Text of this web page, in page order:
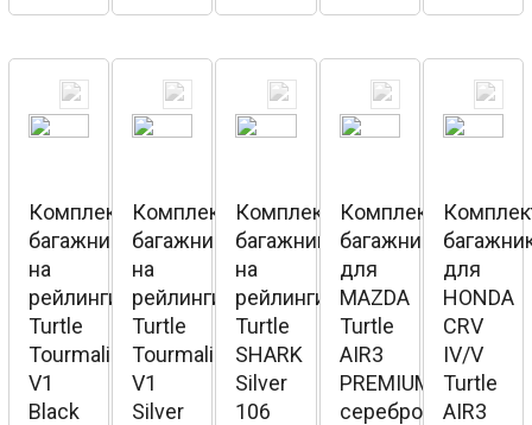
Комплект
багажника
на
рейлинги
Turtle
Tourmaline
V1
Black
Комплект
багажника
на
рейлинги
Turtle
Tourmaline
V1
Silver
Комплект
багажника
на
рейлинги
Turtle
SHARK
Silver
106
Комплект
багажника
для
MAZDA
Turtle
AIR3
PREMIUM
серебро
для
HONDA
CRV
IV/V
Turtle
AIR3